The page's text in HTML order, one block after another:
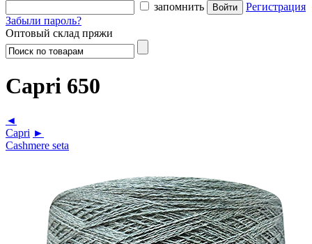
запомнить
Регистрация
Забыли пароль?
Оптовый склад пряжи
Capri 650
◄
Capri ►
Cashmere seta